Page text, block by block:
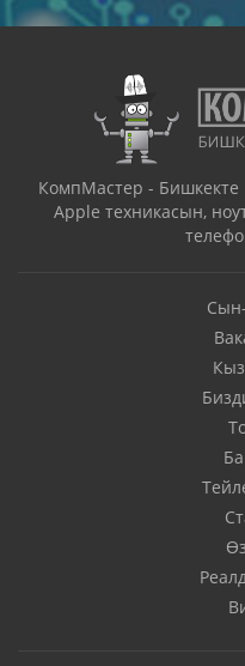
КомпМастер - Бишкекте
Apple техникасын,